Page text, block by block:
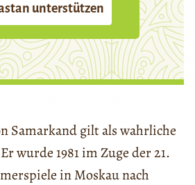
unterstützen
Samarkand gilt als wahrliche
wurde 1981 im Zuge der 21.
in Moskau nach